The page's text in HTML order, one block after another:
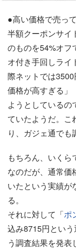
●高い価格で売っ
半額クーポンサイ
のものを54%オフ
オ付き手回しライ
際ネットでは
価格が高すぎる」
ようとしているの
ていたようだ。こ
り、ガジェ通でも
もちろん、いくら
なのだが、通常価
いたという実績が
る。
それに対して「ポ
込み8715円とい
う調査結果を発